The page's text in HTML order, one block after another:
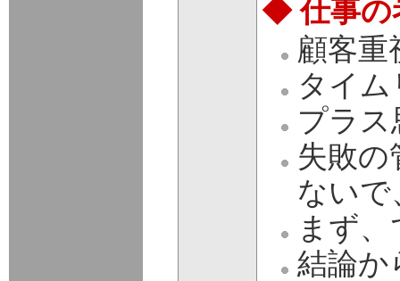
◆ 仕事の
顧客重
タイ
プラス
失敗の
ないで
まず
結論か